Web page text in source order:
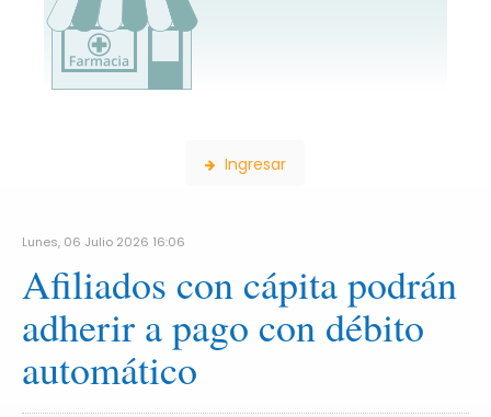
Ingresar
Lunes, 06 Julio 2026 16:06
Afiliados con cápita podrán
adherir a pago con débito
automático